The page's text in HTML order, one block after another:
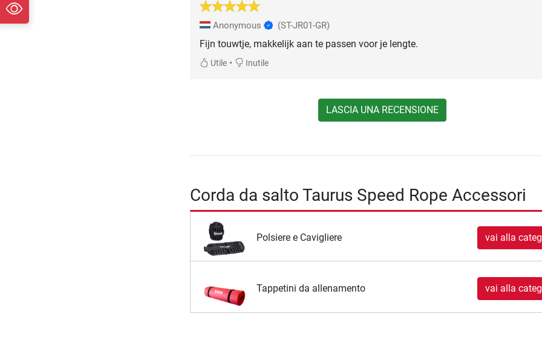
Anonymous (ST-JR01-GR)
Fijn touwtje, makkelijk aan te passen voor je lengte.
Utile• Inutile
LASCIA UNA RECENSIONE
Corda da salto Taurus Speed Rope Accessori
Polsiere e Cavigliere vai alla
Tappetini da allenamento vai alla